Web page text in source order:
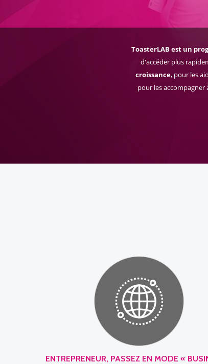
ToasterLAB est un
d'accéder plus
croissance, pour les
pour les
ENTREPRENEUR, PASSEZ EN MODE «